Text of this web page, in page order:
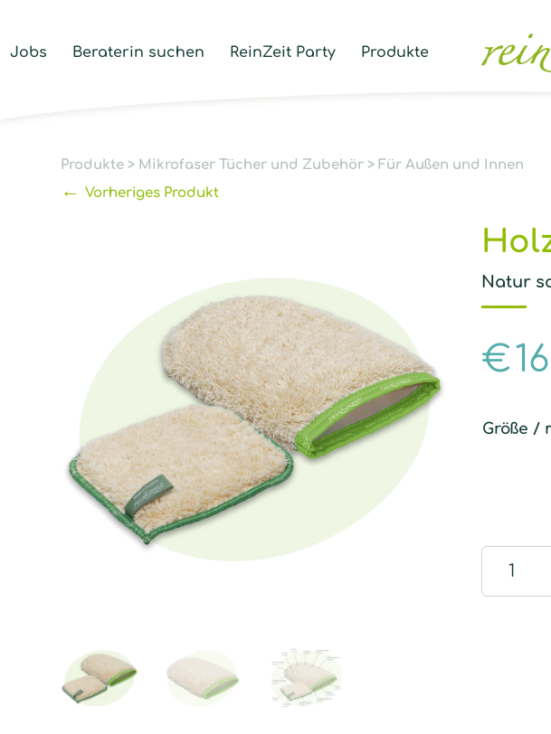
Jobs Beraterin suchen ReinZeit Party Produkte
Produkte > Mikrofaser Tücher und Zubehör > Für Außen und Innen
←Vorheriges Produkt
Natur
€
Größe /
Faser